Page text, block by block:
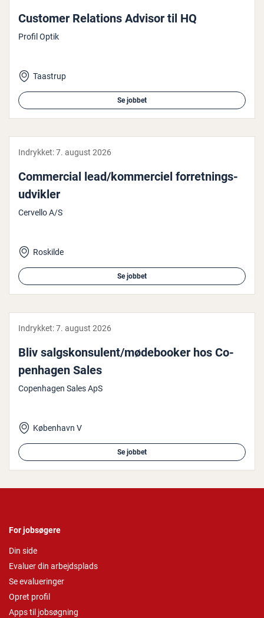
Customer Relations Advisor til HQ
Profil Optik
Taastrup
Se jobbet
Indrykket:7. august 2026
Com­merci­al lead/kom­merci­el for­ret­nings­
ud­vik­ler
Cervello A/S
Roskilde
Se jobbet
Indrykket:7. august 2026
Bliv salgs­kon­su­lent/mø­de­boo­k­er hos Co­
pen­ha­gen Sales
Copenhagen Sales ApS
København V
Se jobbet
For jobsøgere
Din side
Evaluer din arbejdsplads
Se evalueringer
Opret profil
Apps til jobsøgning